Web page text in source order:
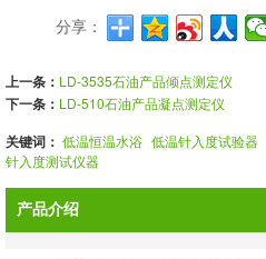
分享：
上一条： LD-3535石油产品倾点测定仪
下一条： LD-510石油产品凝点测定仪
关键词： 低温恒温水浴 低温针入度试验器
针入度测试仪器
产品介绍